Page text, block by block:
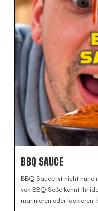
BBQ SAUCE
BBQ Sauce ist nicht nur
von BBQ Soße könnt ihr
marinieren oder lackieren,